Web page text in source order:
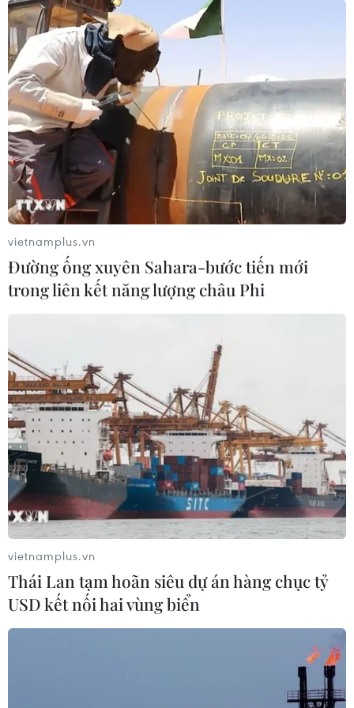
vietnamplus.vn
Đường ống xuyên Sahara-bước tiến mới
trong liên kết năng lượng châu Phi
vietnamplus.vn
Thái Lan tạm hoãn siêu dự án hàng chục tỷ
USD kết nối hai vùng biển